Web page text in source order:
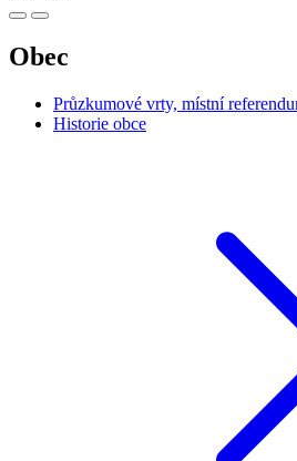
Obec
Průzkumové vrty, místní
Historie obce